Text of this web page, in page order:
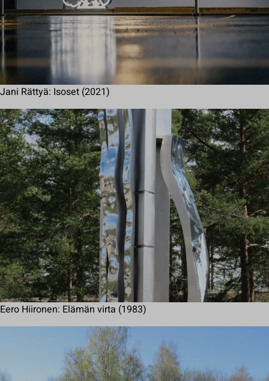
Jani Rättyä: Isoset (2021)
Eero Hiironen: Elämän virta (1983)